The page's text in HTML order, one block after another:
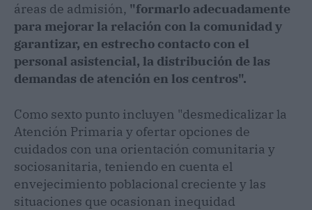
áreas de admisión, "formarlo adecuadamente
para mejorar la relación con la comunidad y
garantizar, en estrecho contacto con el
personal asistencial, la distribución de las
demandas de atención en los centros".
Como sexto punto incluyen "desmedicalizar la
Atención Primaria y ofertar opciones de
cuidados con una orientación comunitaria y
sociosanitaria, teniendo en cuenta el
envejecimiento poblacional creciente y las
situaciones que ocasionan inequidad